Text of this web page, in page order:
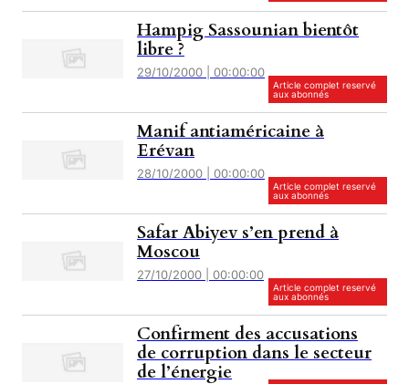
Hampig Sassounian bientôt
libre ?
29/10/2000 | 00:00:00
Article complet reservé
aux abonnés
Manif antiaméricaine à
Erévan
28/10/2000 | 00:00:00
Article complet reservé
aux abonnés
Safar Abiyev s’en prend à
Moscou
27/10/2000 | 00:00:00
Article complet reservé
aux abonnés
Confirment des accusations
de corruption dans le secteur
de l’énergie